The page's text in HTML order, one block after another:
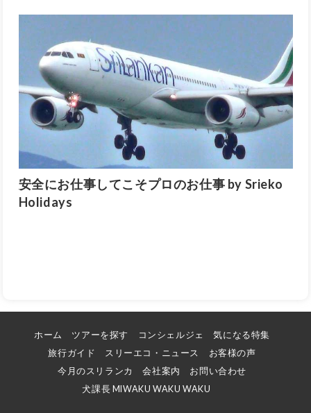
安全にお仕事してこそプロのお仕事 by Srieko
Holidays
ホーム ツアーを探す コンシェルジェ
気になる特集
旅行ガイド
スリーエコ・ニュース
お客様の声
今月のスリランカ
会社案内
お問い合わせ
犬課長 MIWAKU WAKU WAKU